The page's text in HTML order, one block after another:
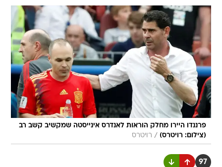
פרננדו היירו מחלק הוראות לאנדרס אינייסטה שמקשיב קשב רב
(צילום: רויטרס) / רויטרס
97